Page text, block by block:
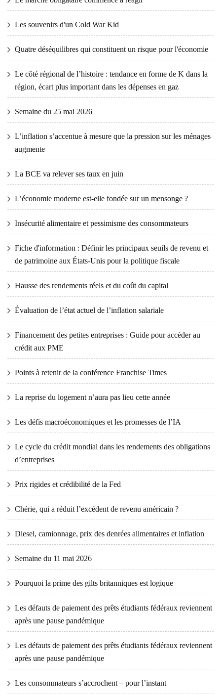
Les souvenirs d'un Cold War Kid
Quatre déséquilibres qui constituent un risque pour l'économie
Le côté régional de l’histoire : tendance en forme de K dans la
région, écart plus important dans les dépenses en gaz
Semaine du 25 mai 2026
L’inflation s’accentue à mesure que la pression sur les ménages
augmente
La BCE va relever ses taux en juin
L’économie moderne est-elle fondée sur un mensonge ?
Insécurité alimentaire et pessimisme des consommateurs
Fiche d'information : Définir les principaux seuils de revenu et
de patrimoine aux États-Unis pour la politique fiscale
Hausse des rendements réels et du coût du capital
Évaluation de l’état actuel de l’inflation salariale
Financement des petites entreprises : Guide pour accéder au
crédit aux PME
Points à retenir de la conférence Franchise Times
La reprise du logement n’aura pas lieu cette année
Les défis macroéconomiques et les promesses de l’IA
Le cycle du crédit mondial dans les rendements des obligations
d’entreprises
Prix ​​​​rigides et crédibilité de la Fed
Chérie, qui a réduit l’excédent de revenu américain ?
Diesel, camionnage, prix des denrées alimentaires et inflation
Semaine du 11 mai 2026
Pourquoi la prime des gilts britanniques est logique
Les défauts de paiement des prêts étudiants fédéraux reviennent
après une pause pandémique
Les défauts de paiement des prêts étudiants fédéraux reviennent
après une pause pandémique
Les consommateurs s’accrochent – ​​pour l’instant